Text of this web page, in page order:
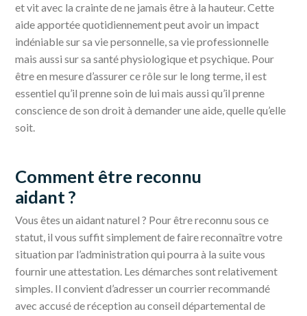
et vit avec la crainte de ne jamais être à la hauteur. Cette
aide apportée quotidiennement peut avoir un impact
indéniable sur sa vie personnelle, sa vie professionnelle
mais aussi sur sa santé physiologique et psychique. Pour
être en mesure d’assurer ce rôle sur le long terme, il est
essentiel qu’il prenne soin de lui mais aussi qu’il prenne
conscience de son droit à demander une aide, quelle qu’elle
soit.
Comment être reconnu
aidant ?
Vous êtes un aidant naturel ? Pour être reconnu sous ce
statut, il vous suffit simplement de faire reconnaître votre
situation par l’administration qui pourra à la suite vous
fournir une attestation. Les démarches sont relativement
simples. Il convient d’adresser un courrier recommandé
avec accusé de réception au conseil départemental de